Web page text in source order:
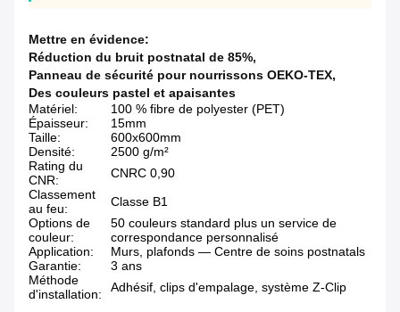
Mettre en évidence:
Réduction du bruit postnatal de 85%,
Panneau de sécurité pour nourrissons OEKO-TEX,
Des couleurs pastel et apaisantes
Matériel:
100 % fibre de polyester (PET)
Épaisseur:
15mm
Taille:
600x600mm
Densité:
2500 g/m²
Rating du
CNR:
CNRC 0,90
Classement
au feu:
Classe B1
Options de
couleur:
50 couleurs standard plus un service de
correspondance personnalisé
Application:
Murs, plafonds — Centre de soins postnatals
Garantie:
3 ans
Méthode
d'installation:
Adhésif, clips d'empalage, système Z-Clip